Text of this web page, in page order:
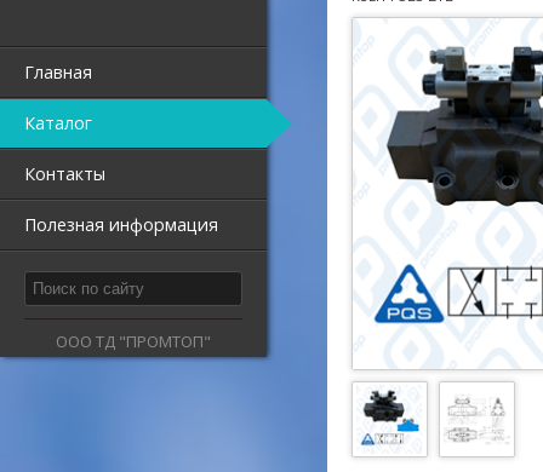
Главная
Каталог
Контакты
Полезная информация
ООО ТД "ПРОМТОП"